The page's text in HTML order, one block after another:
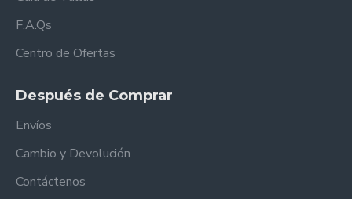
F.A.Qs
Centro de Ofertas
Después de Comprar
Envíos
Cambio y Devolución
Contáctenos